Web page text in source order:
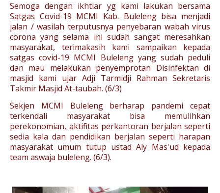
Semoga dengan ikhtiar yg kami lakukan bersama
Satgas Covid-19 MCMI Kab. Buleleng bisa menjadi
jalan / wasilah terputusnya penyebaran wabah virus
corona yang selama ini sudah sangat meresahkan
masyarakat, terimakasih kami sampaikan kepada
satgas covid-19 MCMI Buleleng yang sudah peduli
dan mau melakukan penyemprotan Disinfektan di
masjid kami ujar Adji Tarmidji Rahman Sekretaris
Takmir Masjid At-taubah. (6/3)
Sekjen MCMI Buleleng berharap pandemi cepat
terkendali masyarakat bisa memulihkan
perekonomian, aktifitas perkantoran berjalan seperti
sedia kala dan pendidikan berjalan seperti harapan
masyarakat umum tutup ustad Aly Mas'ud kepada
team aswaja buleleng. (6/3).